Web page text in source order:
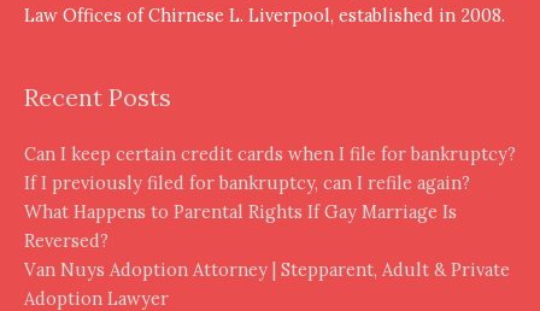
Law Offices of Chirnese L. Liverpool, established in 2008.
Recent Posts
Can I keep certain credit cards when I file for bankruptcy?
If I previously filed for bankruptcy, can I refile again?
What Happens to Parental Rights If Gay Marriage Is
Reversed?
Van Nuys Adoption Attorney | Stepparent, Adult & Private
Adoption Lawyer